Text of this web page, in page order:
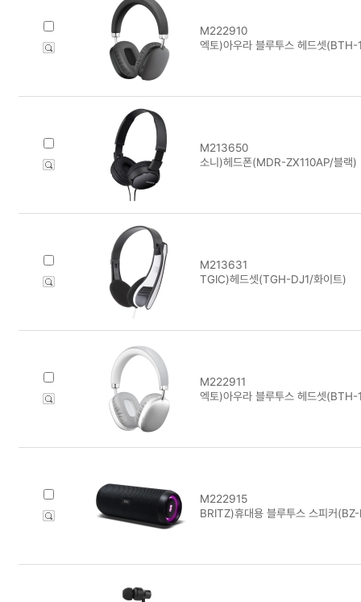
M222910
엑토)아우라 블루투스 헤드셋(BTH-
M213650
소니)헤드폰(MDR-ZX110AP/블랙)
M213631
TGIC)헤드셋(TGH-DJ1/화이트)
M222911
엑토)아우라 블루투스 헤드셋(BTH-
M222915
BRITZ)휴대용 블루투스 스피커